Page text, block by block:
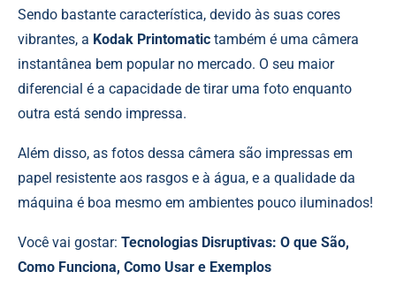
Sendo bastante característica, devido às suas cores
vibrantes, a Kodak Printomatic também é uma câmera
instantânea bem popular no mercado. O seu maior
diferencial é a capacidade de tirar uma foto enquanto
outra está sendo impressa.
Além disso, as fotos dessa câmera são impressas em
papel resistente aos rasgos e à água, e a qualidade da
máquina é boa mesmo em ambientes pouco iluminados!
Você vai gostar: Tecnologias Disruptivas: O que São,
Como Funciona, Como Usar e Exemplos